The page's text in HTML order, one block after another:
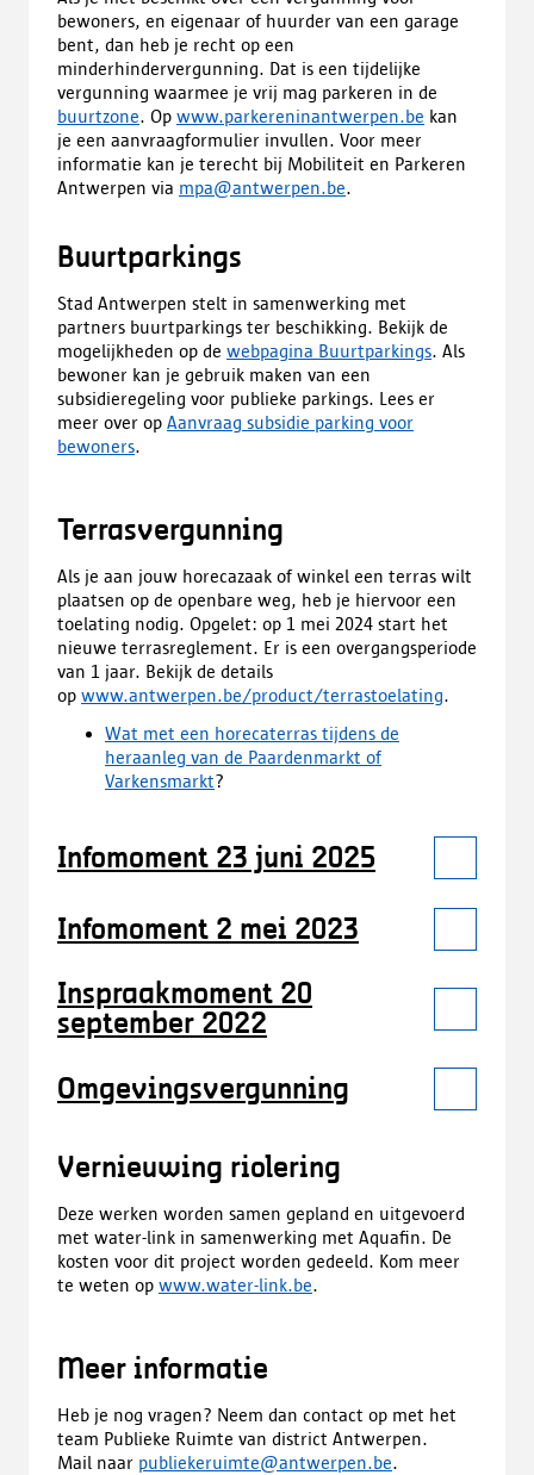
bewoners, en eigenaar of huurder van een garage
bent, dan heb je recht op een
minderhindervergunning. Dat is een tijdelijke
vergunning waarmee je vrij mag parkeren in de
buurtzone. Op www.parkereninantwerpen.be kan
je een aanvraagformulier invullen. Voor meer
informatie kan je terecht bij Mobiliteit en Parkeren
Antwerpen via mpa@antwerpen.be.
Buurtparkings
Stad Antwerpen stelt in samenwerking met
partners buurtparkings ter beschikking. Bekijk de
mogelijkheden op de webpagina Buurtparkings. Als
bewoner kan je gebruik maken van een
subsidieregeling voor publieke parkings. Lees er
meer over op Aanvraag subsidie parking voor
bewoners.
Terrasvergunning
Als je aan jouw horecazaak of winkel een terras wilt
plaatsen op de openbare weg, heb je hiervoor een
toelating nodig. Opgelet: op 1 mei 2024 start het
nieuwe terrasreglement. Er is een overgangsperiode
van 1 jaar. Bekijk de details
op www.antwerpen.be/product/terrastoelating.
Wat met een horecaterras tijdens de
heraanleg van de Paardenmarkt of
Varkensmarkt?
Infomoment 23 juni 2025
Infomoment 2 mei 2023
Inspraakmoment 20
september 2022
Omgevingsvergunning
Vernieuwing riolering
Deze werken worden samen gepland en uitgevoerd
met water-link in samenwerking met Aquafin. De
kosten voor dit project worden gedeeld. Kom meer
te weten op www.water-link.be.
Meer informatie
Heb je nog vragen? Neem dan contact op met het
team Publieke Ruimte van district Antwerpen.
Mail naar publiekeruimte@antwerpen.be.